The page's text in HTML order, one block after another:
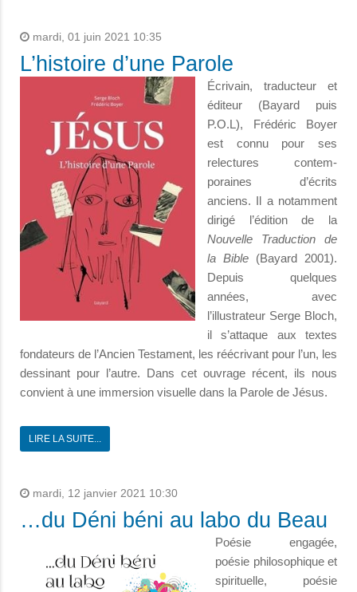
mardi, 01 juin 2021 10:35
L’histoire d’une Parole
Écrivain, traducteur et
éditeur (Bayard puis
P.O.L), Frédéric Boyer
est connu pour ses
relectures con­tem­
poraines d’écrits
anciens. Il a no­tamment
dirigé l’édition de la
Nouvelle Traduction de
la Bible (Bayard 2001).
Depuis quelques
années, avec
l’illustrateur Serge Bloch,
il s’attaque aux textes
fondateurs de l’Ancien Testament, les réécrivant pour l’un, les
dessinant pour l’autre. Dans cet ouvrage récent, ils nous
convient à une immersion visuelle dans la Parole de Jésus.
LIRE LA SUITE...
mardi, 12 janvier 2021 10:30
…du Déni béni au labo du Beau
Poésie engagée,
poésie philosophique et
spirituelle, poésie